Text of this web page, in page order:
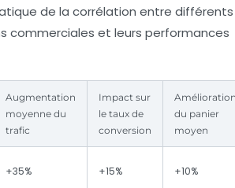
de la corrélation entre différents
commerciales et leurs performances
Augmentation
moyenne du
trafic
Impact sur
le taux de
conversion
du panier
moyen
+35% +15% +10%